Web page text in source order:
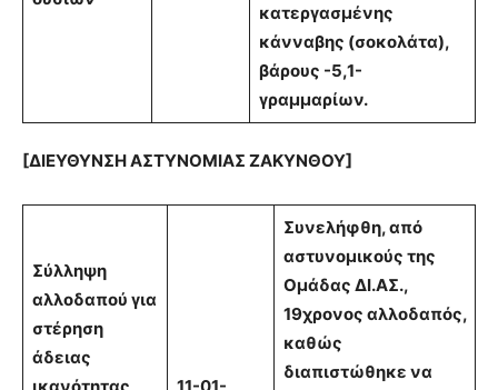
κατεργασμένης
κάνναβης (σοκολάτα),
βάρους -5,1-
γραμμαρίων.
[ΔΙΕΥΘΥΝΣΗ ΑΣΤΥΝΟΜΙΑΣ ΖΑΚΥΝΘΟΥ]
Σύλληψη
αλλοδαπού για
στέρηση
άδειας
Συνελήφθη, από
αστυνομικούς της
Ομάδας ΔΙ.ΑΣ.,
19χρονος αλλοδαπός,
καθώς
διαπιστώθηκε να